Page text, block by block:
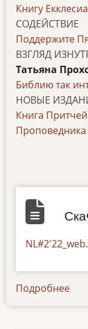
Книгу
СОДЕЙСТВИЕ
Поддержите
ВЗГЛЯД
Татьяна
Библию так
НОВЫЕ
Книга
Документ
Подробнее